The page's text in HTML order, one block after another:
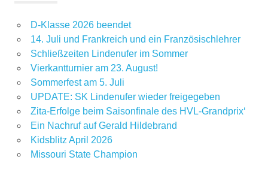
D-Klasse 2026 beendet
14. Juli und Frankreich und ein Französischlehrer
Schließzeiten Lindenufer im Sommer
Vierkantturnier am 23. August!
Sommerfest am 5. Juli
UPDATE: SK Lindenufer wieder freigegeben
Zita-Erfolge beim Saisonfinale des HVL-Grandprix‘
Ein Nachruf auf Gerald Hildebrand
Kidsblitz April 2026
Missouri State Champion